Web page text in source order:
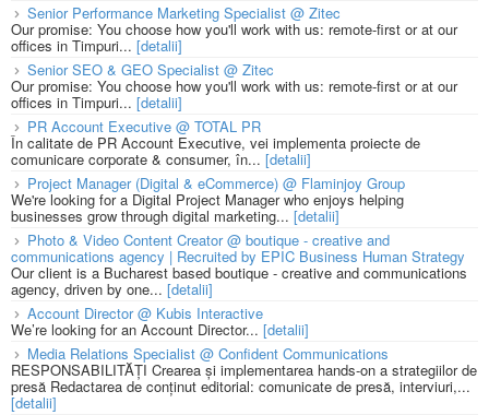
Senior Performance Marketing Specialist @ Zitec
Our promise: You choose how you'll work with us: remote-first or at our
offices in Timpuri... [detalii]
Senior SEO & GEO Specialist @ Zitec
Our promise: You choose how you'll work with us: remote-first or at our
offices in Timpuri... [detalii]
PR Account Executive @ TOTAL PR
În calitate de PR Account Executive, vei implementa proiecte de
comunicare corporate & consumer, în... [detalii]
Project Manager (Digital & eCommerce) @ Flaminjoy Group
We're looking for a Digital Project Manager who enjoys helping
businesses grow through digital marketing... [detalii]
Photo & Video Content Creator @ boutique - creative and
communications agency | Recruited by EPIC Business Human Strategy
Our client is a Bucharest based boutique - creative and communications
agency, driven by one... [detalii]
Account Director @ Kubis Interactive
We’re looking for an Account Director... [detalii]
Media Relations Specialist @ Confident Communications
RESPONSABILITĂȚI Crearea și implementarea hands-on a strategiilor de
presă Redactarea de conținut editorial: comunicate de presă, interviuri,...
[detalii]